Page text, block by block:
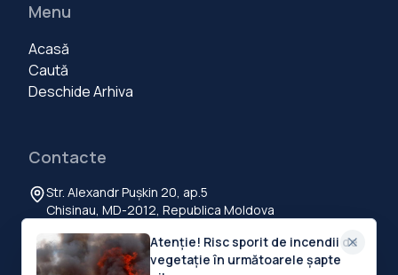
Menu
Acasă
Caută
Deschide Arhiva
Contacte
Str. Alexandr Pușkin 20, ap.5
Chisinau, MD-2012, Republica Moldova
contact@deschide.mdAtenție! Risc sporit de incendii de
vegetație în următoarele șapte